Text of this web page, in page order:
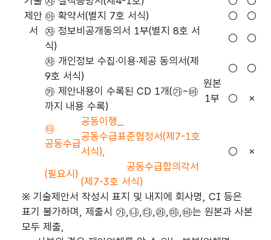
제안
서
원본
1부
㉵ 확약서(별지 7호 서식)
○
○
㉶ 정보비공개동의서 1부(별지 8호 서
식)
○
○
㉷ 개인정보 수집·이용·제공 동의서(제
9호 서식)
○
○
㉸ 제안내용이 수록된 CD 1개(㉮~㉳
까지 내용 수록)
○ ×
㉹
공동수급
(필요시)
공동이행_
공동수급표준협정서(제7-1호
서식),
공동수급합의각서
(제7-3호 서식)
○ ×
※ 기술제안서 작성시 표지 및 내지에 회사명, CI 등은
표기 불가하며, 제출시 ㉮,㉯,㉰,㉱,㉲,㉳는 원본과 사본
모두 제출,